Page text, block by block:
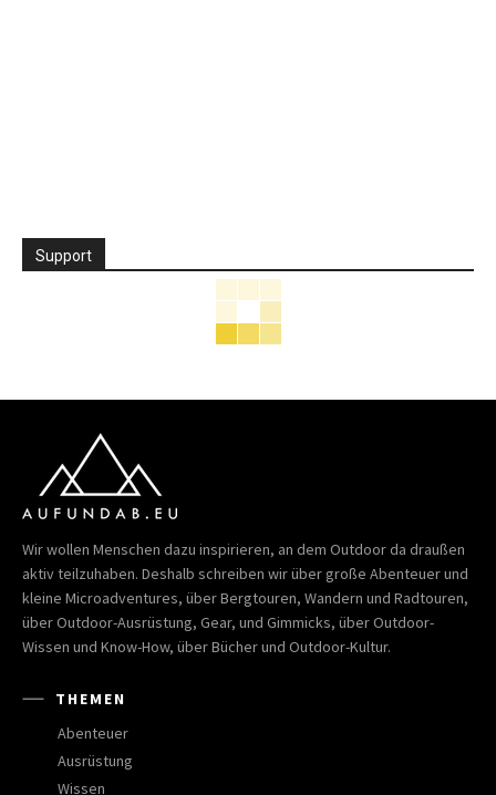
Support
Wir wollen Menschen dazu inspirieren, an dem Outdoor da draußen
aktiv teilzuhaben. Deshalb schreiben wir über große Abenteuer und
kleine Microadventures, über Bergtouren, Wandern und Radtouren,
über Outdoor-Ausrüstung, Gear, und Gimmicks, über Outdoor-
Wissen und Know-How, über Bücher und Outdoor-Kultur.
THEMEN
Abenteuer
Ausrüstung
Wissen